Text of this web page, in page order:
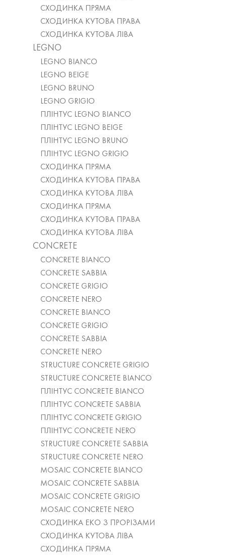
СХОДИНКА ПРЯМА
СХОДИНКА КУТОВА ПРАВА
СХОДИНКА КУТОВА ЛІВА
LEGNO
LEGNO BIANCO
LEGNO BEIGE
LEGNO BRUNO
LEGNO GRIGIO
ПЛІНТУС LEGNO BIANCO
ПЛІНТУС LEGNO BEIGE
ПЛІНТУС LEGNO BRUNO
ПЛІНТУС LEGNO GRIGIO
СХОДИНКА ПРЯМА
СХОДИНКА КУТОВА ПРАВА
СХОДИНКА КУТОВА ЛІВА
СХОДИНКА ПРЯМА
СХОДИНКА КУТОВА ПРАВА
СХОДИНКА КУТОВА ЛІВА
CONCRETE
CONCRETE BIANCO
CONCRETE SABBIA
CONCRETE GRIGIO
CONCRETE NERO
CONCRETE BIANCO
CONCRETE GRIGIO
CONCRETE SABBIA
CONCRETE NERO
STRUCTURE CONCRETE GRIGIO
STRUCTURE CONCRETE BIANCO
ПЛІНТУС CONCRETE BIANCO
ПЛІНТУС CONCRETE SABBIA
ПЛІНТУС CONCRETE GRIGIO
ПЛІНТУС CONCRETE NERO
STRUCTURE CONCRETE SABBIA
STRUCTURE CONCRETE NERO
MOSAIC CONCRETE BIANCO
MOSAIC CONCRETE SABBIA
MOSAIC CONCRETE GRIGIO
MOSAIC CONCRETE NERO
СХОДИНКА ЕКО З ПРОРІЗАМИ
СХОДИНКА КУТОВА ЛІВА
СХОДИНКА ПРЯМА